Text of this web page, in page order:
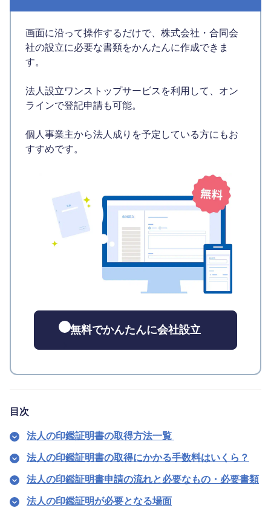
画面に沿って操作するだけで、株式会社・合同会
社の設立に必要な書類をかんたんに作成できま
す。
法人設立ワンストップサービスを利用して、オン
ラインで登記申請も可能。
個人事業主から法人成りを予定している方にもお
すすめです。
無料でかんたんに会社設立
目次
法人の印鑑証明書の取得方法一覧
法人の印鑑証明書の取得にかかる手数料はいくら？
法人の印鑑証明書申請の流れと必要なもの・必要書類
法人の印鑑証明が必要となる場面